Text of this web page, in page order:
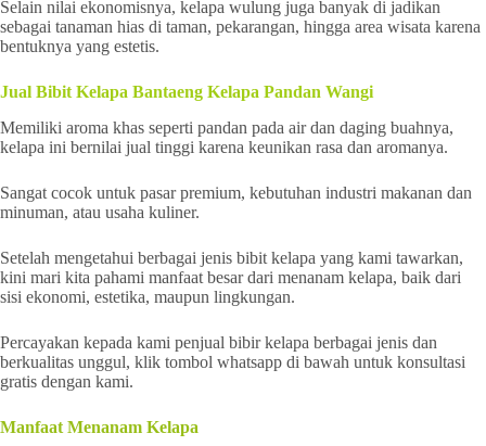
Selain nilai ekonomisnya, kelapa wulung juga banyak di jadikan
sebagai tanaman hias di taman, pekarangan, hingga area wisata karena
bentuknya yang estetis.
Jual Bibit Kelapa Bantaeng Kelapa Pandan Wangi
Memiliki aroma khas seperti pandan pada air dan daging buahnya,
kelapa ini bernilai jual tinggi karena keunikan rasa dan aromanya.
Sangat cocok untuk pasar premium, kebutuhan industri makanan dan
minuman, atau usaha kuliner.
Setelah mengetahui berbagai jenis bibit kelapa yang kami tawarkan,
kini mari kita pahami manfaat besar dari menanam kelapa, baik dari
sisi ekonomi, estetika, maupun lingkungan.
Percayakan kepada kami penjual bibir kelapa berbagai jenis dan
berkualitas unggul, klik tombol whatsapp di bawah untuk konsultasi
gratis dengan kami.
Manfaat Menanam Kelapa